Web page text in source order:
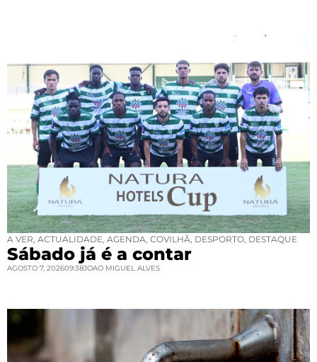
A VER, ACTUALIDADE, AGENDA, COVILHÃ, DESPORTO, DESTAQUE
Sábado já é a contar
AGOSTO 7, 202609:38JOAO MIGUEL ALVES